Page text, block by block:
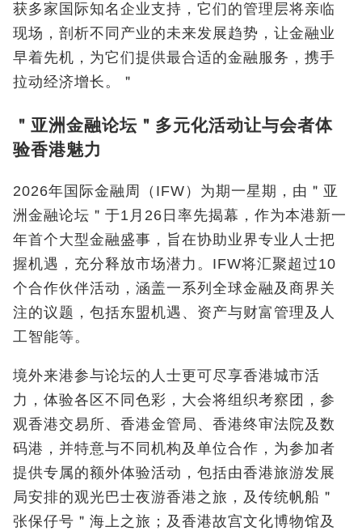
获多家国际知名企业支持，它们的管理层将亲临
现场，剖析不同产业的未来发展趋势，让金融业
早着先机，为它们提供最合适的金融服务，携手
拉动经济增长。＂
＂亚洲金融论坛＂多元化活动让与会者体
验香港魅力
2026年国际金融周（IFW）为期一星期，由＂亚
洲金融论坛＂于1月26日率先揭幕，作为本港新一
年首个大型金融盛事，旨在协助业界专业人士把
握机遇，充分释放市场潜力。IFW将汇聚超过10
个合作伙伴活动，涵盖一系列全球金融及商界关
注的议题，包括东盟机遇、资产与财富管理及人
工智能等。
境外来港参与论坛的人士更可尽享香港城市活
力，体验各区不同色彩，大会将组织考察团，参
观香港交易所、香港金管局、香港终审法院及数
码港，并特意与不同机构及单位合作，为参加者
提供专属的额外体验活动，包括由香港旅游发展
局安排的观光巴士夜游香港之旅，及传统帆船＂
张保仔号＂海上之旅；及香港故宫文化博物馆及